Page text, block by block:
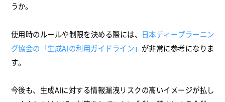
うか。
使用時のルールや制限を決める際には、 日本ディープラーニン
グ協会の「生成AIの利用ガイドライン」 が非常に参考になりま
す。
今後も、生成AIに対する情報漏洩リスクの高いイメージが払し